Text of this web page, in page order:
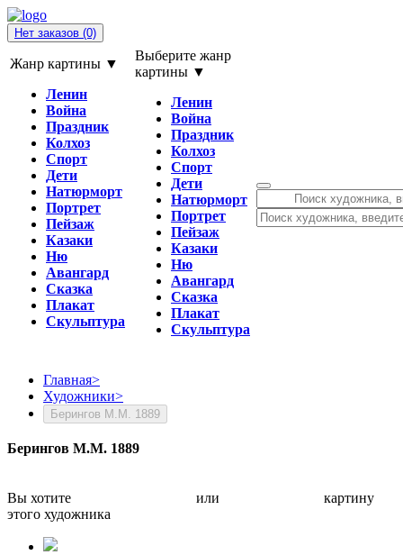
Нет заказов (0)
Жанр картины ▼
Ленин
Война
Праздник
Колхоз
Спорт
Дети
Натюрморт
Портрет
Пейзаж
Казаки
Ню
Авангард
Сказка
Плакат
Скульптура
Выберите жанр
картины ▼
Ленин
Война
Праздник
Колхоз
Спорт
Дети
Натюрморт
Портрет
Пейзаж
Казаки
Ню
Авангард
Сказка
Плакат
Скульптура
Главная>
Художники>
Берингов М.М. 1889
Берингов М.М. 1889
Вы хотите или
картину
этого художника